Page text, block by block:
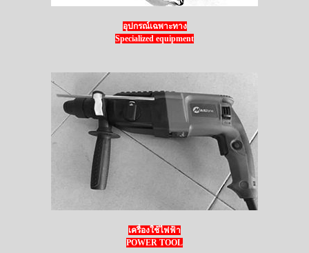
อุปกรณ์เฉพาะทาง
Specialized equipment
เครื่องใช้ไฟฟ้า
POWER TOOL